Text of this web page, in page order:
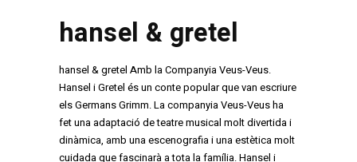
hansel & gretel
hansel & gretel Amb la Companyia Veus-Veus.
Hansel i Gretel és un conte popular que van escriure
els Germans Grimm. La companyia Veus-Veus ha
fet una adaptació de teatre musical molt divertida i
dinàmica, amb una escenografia i una estètica molt
cuidada que fascinarà a tota la família. Hansel i